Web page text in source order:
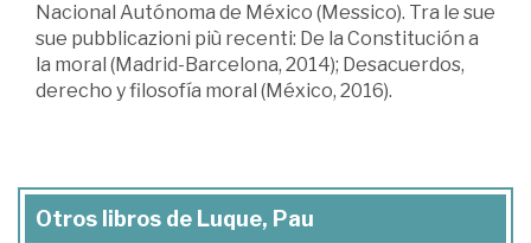
Nacional Autónoma de México (Messico). Tra le sue
sue pubblicazioni più recenti: De la Constitución a
la moral (Madrid-Barcelona, 2014); Desacuerdos,
derecho y filosofía moral (México, 2016).
Otros libros de Luque, Pau